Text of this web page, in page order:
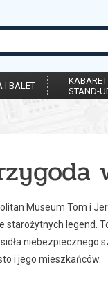
I BALET
KABARET
STAND-
Museum Tom i
starożytnych legend.
niebezpiecznego
i jego mieszkańców.